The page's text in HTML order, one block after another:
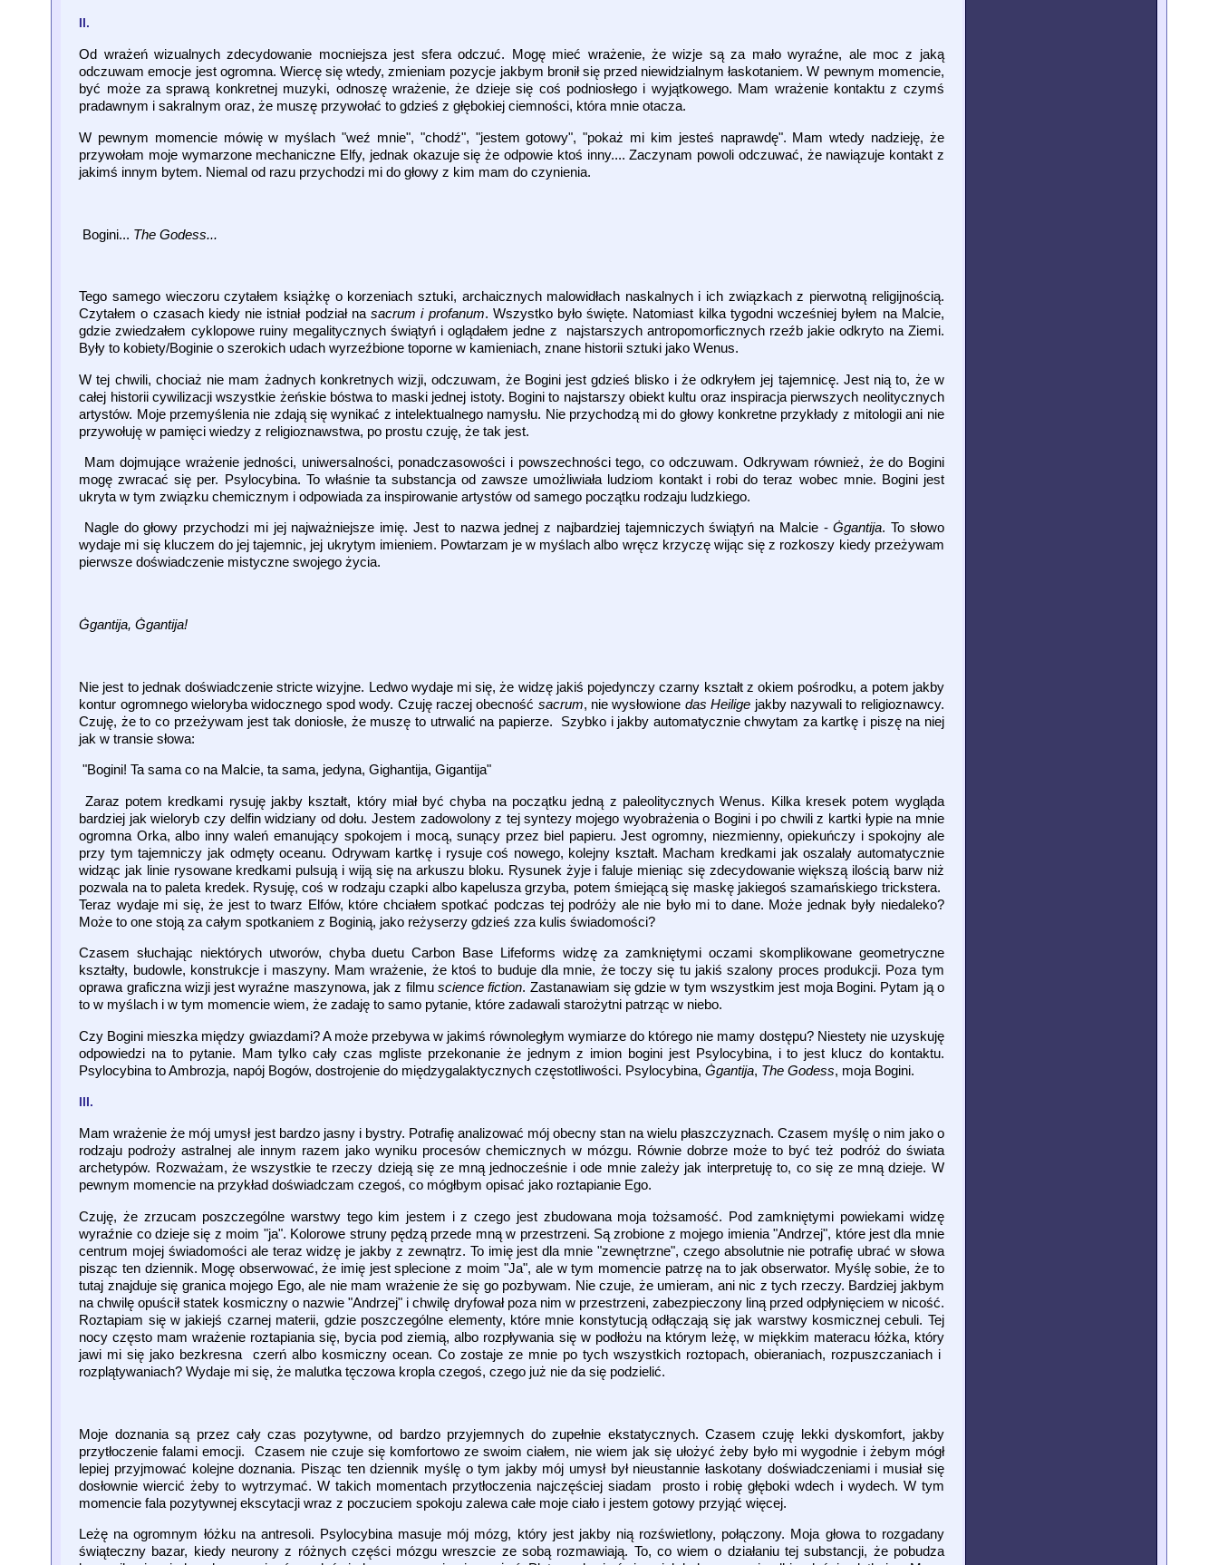
II.
Od wrażeń wizualnych zdecydowanie mocniejsza jest sfera odczuć. Mogę mieć wrażenie, że wizje są za mało wyraźne, ale moc z jaką
odczuwam emocje jest ogromna. Wiercę się wtedy, zmieniam pozycje jakbym bronił się przed niewidzialnym łaskotaniem. W pewnym momencie,
być może za sprawą konkretnej muzyki, odnoszę wrażenie, że dzieje się coś podniosłego i wyjątkowego. Mam wrażenie kontaktu z czymś
pradawnym i sakralnym oraz, że muszę przywołać to gdzieś z głębokiej ciemności, która mnie otacza.
W pewnym momencie mówię w myślach "weź mnie", "chodź", "jestem gotowy", "pokaż mi kim jesteś naprawdę". Mam wtedy nadzieję, że
przywołam moje wymarzone mechaniczne Elfy, jednak okazuje się że odpowie ktoś inny.... Zaczynam powoli odczuwać, że nawiązuje kontakt z
jakimś innym bytem. Niemal od razu przychodzi mi do głowy z kim mam do czynienia.
Bogini... The Godess...
Tego samego wieczoru czytałem książkę o korzeniach sztuki, archaicznych malowidłach naskalnych i ich związkach z pierwotną religijnością.
Czytałem o czasach kiedy nie istniał podział nasacrum i profanum. Wszystko było święte. Natomiast kilka tygodni wcześniej byłem na Malcie,
gdzie zwiedzałem cyklopowe ruiny megalitycznych świątyń i oglądałem jedne z najstarszych antropomorficznych rzeźb jakie odkryto na Ziemi.
Były to kobiety/Boginie o szerokich udach wyrzeźbione toporne w kamieniach, znane historii sztuki jako Wenus.
W tej chwili, chociaż nie mam żadnych konkretnych wizji, odczuwam, że Bogini jest gdzieś blisko i że odkryłem jej tajemnicę. Jest nią to, że w
całej historii cywilizacji wszystkie żeńskie bóstwa to maski jednej istoty. Bogini to najstarszy obiekt kultu oraz inspiracja pierwszych neolitycznych
artystów. Moje przemyślenia nie zdają się wynikać z intelektualnego namysłu. Nie przychodzą mi do głowy konkretne przykłady z mitologii ani nie
przywołuję w pamięci wiedzy z religioznawstwa, po prostu czuję, że tak jest.
Mam dojmujące wrażenie jedności, uniwersalności, ponadczasowości i powszechności tego, co odczuwam. Odkrywam również, że do Bogini
mogę zwracać się per. Psylocybina. To właśnie ta substancja od zawsze umożliwiała ludziom kontakt i robi do teraz wobec mnie. Bogini jest
ukryta w tym związku chemicznym i odpowiada za inspirowanie artystów od samego początku rodzaju ludzkiego.
Nagle do głowy przychodzi mi jej najważniejsze imię. Jest to nazwa jednej z najbardziej tajemniczych świątyń na Malcie -Ġgantija. To słowo
wydaje mi się kluczem do jej tajemnic, jej ukrytym imieniem. Powtarzam je w myślach albo wręcz krzyczę wijąc się z rozkoszy kiedy przeżywam
pierwsze doświadczenie mistyczne swojego życia.
Ġgantija, Ġgantija!
Nie jest to jednak doświadczenie stricte wizyjne. Ledwo wydaje mi się, że widzę jakiś pojedynczy czarny kształt z okiem pośrodku, a potem jakby
kontur ogromnego wieloryba widocznego spod wody. Czuję raczej obecność sacrum, nie wysłowione das Heilige jakby nazywali to religioznawcy.
Czuję, że to co przeżywam jest tak doniosłe, że muszę to utrwalić na papierze. Szybko i jakby automatycznie chwytam za kartkę i piszę na niej
jak w transie słowa:
"Bogini! Ta sama co na Malcie, ta sama, jedyna, Gighantija, Gigantija"
Zaraz potem kredkami rysuję jakby kształt, który miał być chyba na początku jedną z paleolitycznych Wenus. Kilka kresek potem wygląda
bardziej jak wieloryb czy delfin widziany od dołu. Jestem zadowolony z tej syntezy mojego wyobrażenia o Bogini i po chwili z kartki łypie na mnie
ogromna Orka, albo inny waleń emanujący spokojem i mocą, sunący przez biel papieru. Jest ogromny, niezmienny, opiekuńczy i spokojny ale
przy tym tajemniczy jak odmęty oceanu. Odrywam kartkę i rysuje coś nowego, kolejny kształt. Macham kredkami jak oszalały automatycznie
widząc jak linie rysowane kredkami pulsują i wiją się na arkuszu bloku. Rysunek żyje i faluje mieniąc się zdecydowanie większą ilością barw niż
pozwala na to paleta kredek. Rysuję, coś w rodzaju czapki albo kapelusza grzyba, potem śmiejącą się maskę jakiegoś szamańskiego trickstera.
Teraz wydaje mi się, że jest to twarz Elfów, które chciałem spotkać podczas tej podróży ale nie było mi to dane. Może jednak były niedaleko?
Może to one stoją za całym spotkaniem z Boginią, jako reżyserzy gdzieś zza kulis świadomości?
Czasem słuchając niektórych utworów, chyba duetu Carbon Base Lifeforms widzę za zamkniętymi oczami skomplikowane geometryczne
kształty, budowle, konstrukcje i maszyny. Mam wrażenie, że ktoś to buduje dla mnie, że toczy się tu jakiś szalony proces produkcji. Poza tym
oprawa graficzna wizji jest wyraźne maszynowa, jak z filmu science fiction. Zastanawiam się gdzie w tym wszystkim jest moja Bogini. Pytam ją o
to w myślach i w tym momencie wiem, że zadaję to samo pytanie, które zadawali starożytni patrząc w niebo.
Czy Bogini mieszka między gwiazdami? A może przebywa w jakimś równoległym wymiarze do którego nie mamy dostępu? Niestety nie uzyskuję
odpowiedzi na to pytanie. Mam tylko cały czas mgliste przekonanie że jednym z imion bogini jest Psylocybina, i to jest klucz do kontaktu.
Psylocybina to Ambrozja, napój Bogów, dostrojenie do międzygalaktycznych częstotliwości. Psylocybina,Ġgantija, The Godess, moja Bogini.
III.
Mam wrażenie że mój umysł jest bardzo jasny i bystry. Potrafię analizować mój obecny stan na wielu płaszczyznach. Czasem myślę o nim jako o
rodzaju podroży astralnej ale innym razem jako wyniku procesów chemicznych w mózgu. Równie dobrze może to być też podróż do świata
archetypów. Rozważam, że wszystkie te rzeczy dzieją się ze mną jednocześnie i ode mnie zależy jak interpretuję to, co się ze mną dzieje. W
pewnym momencie na przykład doświadczam czegoś, co mógłbym opisać jako roztapianie Ego.
Czuję, że zrzucam poszczególne warstwy tego kim jestem i z czego jest zbudowana moja tożsamość. Pod zamkniętymi powiekami widzę
wyraźnie co dzieje się z moim "ja". Kolorowe struny pędzą przede mną w przestrzeni. Są zrobione z mojego imienia "Andrzej", które jest dla mnie
centrum mojej świadomości ale teraz widzę je jakby z zewnątrz. To imię jest dla mnie "zewnętrzne", czego absolutnie nie potrafię ubrać w słowa
pisząc ten dziennik. Mogę obserwować, że imię jest splecione z moim "Ja", ale w tym momencie patrzę na to jak obserwator. Myślę sobie, że to
tutaj znajduje się granica mojego Ego, ale nie mam wrażenie że się go pozbywam. Nie czuje, że umieram, ani nic z tych rzeczy. Bardziej jakbym
na chwilę opuścił statek kosmiczny o nazwie "Andrzej" i chwilę dryfował poza nim w przestrzeni, zabezpieczony liną przed odpłynięciem w nicość.
Roztapiam się w jakiejś czarnej materii, gdzie poszczególne elementy, które mnie konstytucją odłączają się jak warstwy kosmicznej cebuli. Tej
nocy często mam wrażenie roztapiania się, bycia pod ziemią, albo rozpływania się w podłożu na którym leżę, w miękkim materacu łóżka, który
jawi mi się jako bezkresna czerń albo kosmiczny ocean. Co zostaje ze mnie po tych wszystkich roztopach, obieraniach, rozpuszczaniach i
rozplątywaniach? Wydaje mi się, że malutka tęczowa kropla czegoś, czego już nie da się podzielić.
Moje doznania są przez cały czas pozytywne, od bardzo przyjemnych do zupełnie ekstatycznych. Czasem czuję lekki dyskomfort, jakby
przytłoczenie falami emocji. Czasem nie czuje się komfortowo ze swoim ciałem, nie wiem jak się ułożyć żeby było mi wygodnie i żebym mógł
lepiej przyjmować kolejne doznania. Pisząc ten dziennik myślę o tym jakby mój umysł był nieustannie łaskotany doświadczeniami i musiał się
dosłownie wiercić żeby to wytrzymać. W takich momentach przytłoczenia najczęściej siadam prosto i robię głęboki wdech i wydech. W tym
momencie fala pozytywnej ekscytacji wraz z poczuciem spokoju zalewa całe moje ciało i jestem gotowy przyjąć więcej.
Leżę na ogromnym łóżku na antresoli. Psylocybina masuje mój mózg, który jest jakby nią rozświetlony, połączony. Moja głowa to rozgadany
świąteczny bazar, kiedy neurony z różnych części mózgu wreszcie ze sobą rozmawiają. To, co wiem o działaniu tej substancji, że pobudza